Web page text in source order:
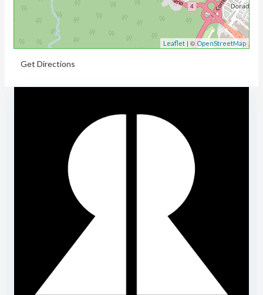
Leaflet | © OpenStreetMap
Get Directions